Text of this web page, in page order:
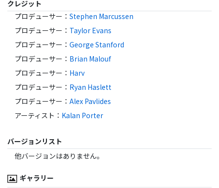
クレジット
プロデューサー ： Stephen Marcussen
プロデューサー ： Taylor Evans
プロデューサー ： George Stanford
プロデューサー ： Brian Malouf
プロデューサー ： Harv
プロデューサー ： Ryan Haslett
プロデューサー ： Alex Pavlides
アーティスト ： Kalan Porter
バージョンリスト
他バージョンはありません。
ギャラリー